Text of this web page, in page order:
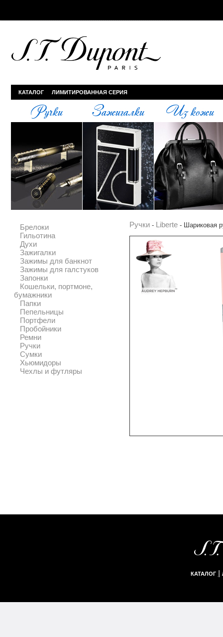
КАТАЛОГ ЛИМИТИРОВАННАЯ СЕРИЯ
Ручки Зажигалки Из кожи
Брелоки
Гильотина
Духи
Зажигалки
Зажимы для банкнот
Зажимы для галстуков
Запонки
Кошельки, портмоне,
бумажники
Папки
Пепельницы
Портфели
Пробойники
Ремни
Ручки
Сумки
Хьюмидоры
Чехлы и футляры
Ручки- Liberte- Шариковая
КАТАЛОГ |